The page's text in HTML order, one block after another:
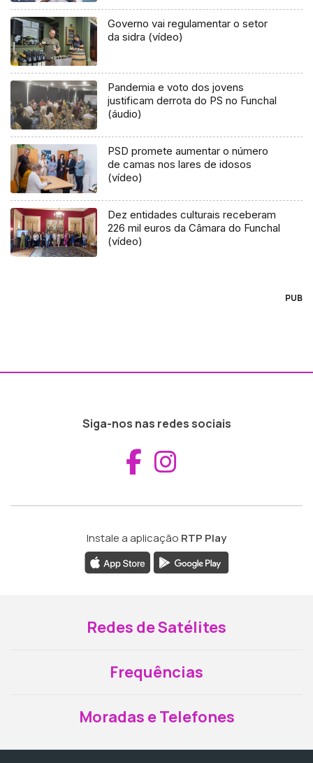
Governo vai regulamentar o setor
da sidra (vídeo)
Pandemia e voto dos jovens
justificam derrota do PS no Funchal
(áudio)
PSD promete aumentar o número
de camas nos lares de idosos
(vídeo)
Dez entidades culturais receberam
226 mil euros da Câmara do Funchal
(vídeo)
PUB
Siga-nos nas redes sociais
Aceder ao
Instale a aplicação RTP Play
Redes de Satélites
Frequências
Moradas e Telefones